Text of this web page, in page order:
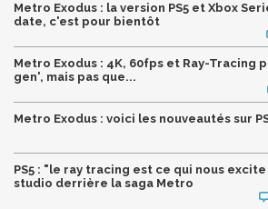
Metro Exodus : la version PS5 et Xbox
date, c'est pour bientôt
Metro Exodus : 4K, 60fps et Ray-Tracing
gen', mais pas que...
Metro Exodus : voici les nouveautés sur
PS5 : "le ray tracing est ce qui nous
studio derrière la saga Metro